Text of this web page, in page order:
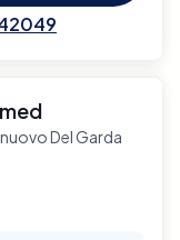
Del Garda